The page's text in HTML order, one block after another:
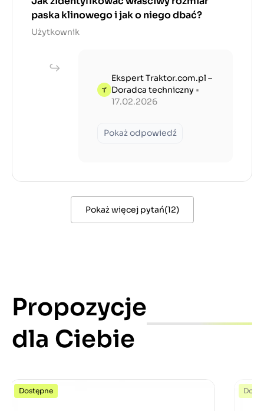
paska klinowego i jak o niego dbać?
Użytkownik
Ekspert Traktor.com.pl –
Doradca techniczny •
17.02.2026
Pokaż odpowiedź
Pokaż więcej pytań(12)
Propozycje
dla Ciebie
Dostępne